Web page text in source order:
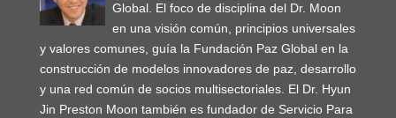
Global. El foco de disciplina del Dr. Moon
en una visión común, principios universales
y valores comunes, guía la Fundación Paz Global en la
construcción de modelos innovadores de paz, desarrollo
y una red común de socios multisectoriales. El Dr. Hyun
Jin Preston Moon también es fundador de Servicio Para